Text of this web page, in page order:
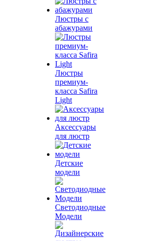
Люстры с
абажурами
Люстры
премиум-
класса Safira
Light
Аксессуары
для люстр
Детские
модели
Светодиодные
Модели